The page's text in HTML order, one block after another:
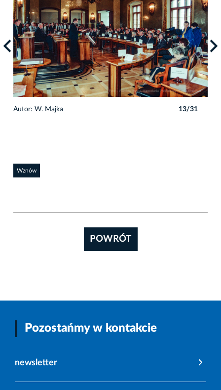
Autor: W. Majka 13/31
Wznów
POWRÓT
Pozostańmy w kontakcie
newsletter